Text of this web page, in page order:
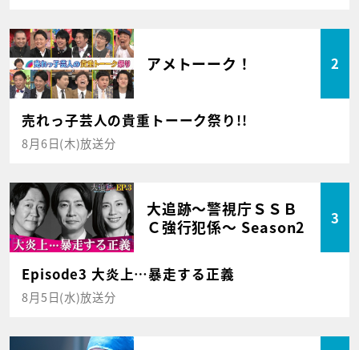
アメトーーク！ 2
売れっ子芸人の貴重トーーク祭り!!
8月6日(木)放送分
大追跡～警視庁ＳＳＢ
Ｃ強行犯係～ Season2
3
Episode3 大炎上…暴走する正義
8月5日(水)放送分